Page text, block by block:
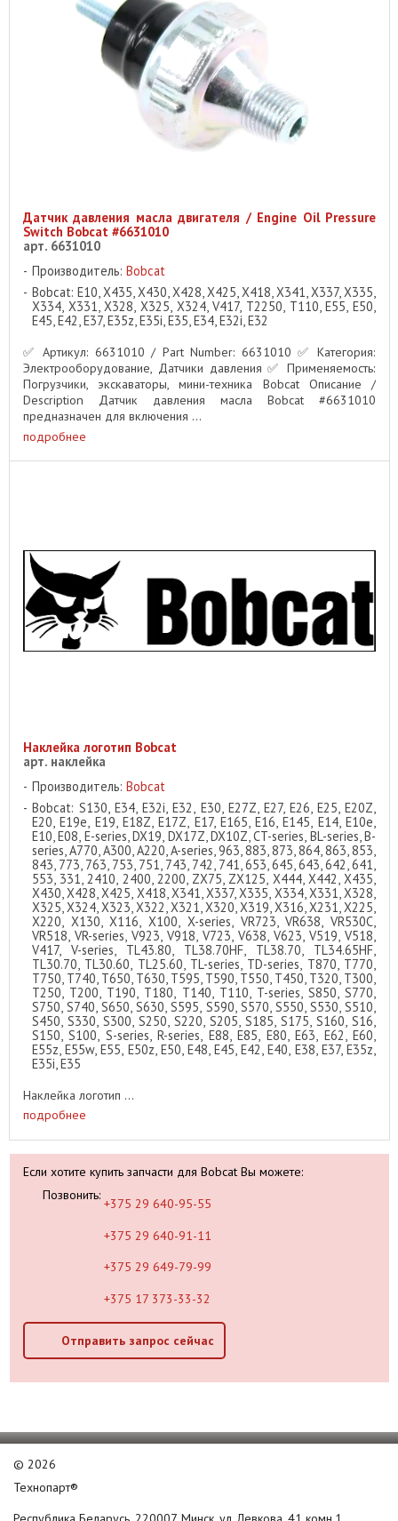
Датчик давления масла двигателя / Engine Oil Pressure
Switch Bobcat #6631010
арт. 6631010
Производитель: Bobcat
Bobcat: E10, X435, X430, X428, X425, X418, X341, X337, X335,
X334, X331, X328, X325, X324, V417, T2250, T110, E55, E50,
E45, E42, E37, E35z, E35i, E35, E34, E32i, E32
✅ Артикул: 6631010 / Part Number: 6631010 ✅ Категория:
Электрооборудование, Датчики давления ✅ Применяемость:
Погрузчики, экскаваторы, мини-техника Bobcat Описание /
Description Датчик давления масла Bobcat #6631010
предназначен для включения ...
подробнее
Наклейка логотип Bobcat
арт. наклейка
Производитель: Bobcat
Bobcat: S130, E34, E32i, E32, E30, E27Z, E27, E26, E25, E20Z,
E20, E19e, E19, E18Z, E17Z, E17, E165, E16, E145, E14, E10e,
E10, E08, E-series, DX19, DX17Z, DX10Z, CT-series, BL-series, B-
series, A770, A300, A220, A-series, 963, 883, 873, 864, 863, 853,
843, 773, 763, 753, 751, 743, 742, 741, 653, 645, 643, 642, 641,
553, 331, 2410, 2400, 2200, ZX75, ZX125, X444, X442, X435,
X430, X428, X425, X418, X341, X337, X335, X334, X331, X328,
X325, X324, X323, X322, X321, X320, X319, X316, X231, X225,
X220, X130, X116, X100, X-series, VR723, VR638, VR530C,
VR518, VR-series, V923, V918, V723, V638, V623, V519, V518,
V417, V-series, TL43.80, TL38.70HF, TL38.70, TL34.65HF,
TL30.70, TL30.60, TL25.60, TL-series, TD-series, T870, T770,
T750, T740, T650, T630, T595, T590, T550, T450, T320, T300,
T250, T200, T190, T180, T140, T110, T-series, S850, S770,
S750, S740, S650, S630, S595, S590, S570, S550, S530, S510,
S450, S330, S300, S250, S220, S205, S185, S175, S160, S16,
S150, S100, S-series, R-series, E88, E85, E80, E63, E62, E60,
E55z, E55w, E55, E50z, E50, E48, E45, E42, E40, E38, E37, E35z,
E35i, E35
Наклейка логотип ...
подробнее
Если хотите купить запчасти для Bobcat Вы можете:
Позвонить:
+375 29 640-95-55
+375 29 640-91-11
+375 29 649-79-99
+375 17 373-33-32
Отправить запрос сейчас
© 2026
Технопарт®